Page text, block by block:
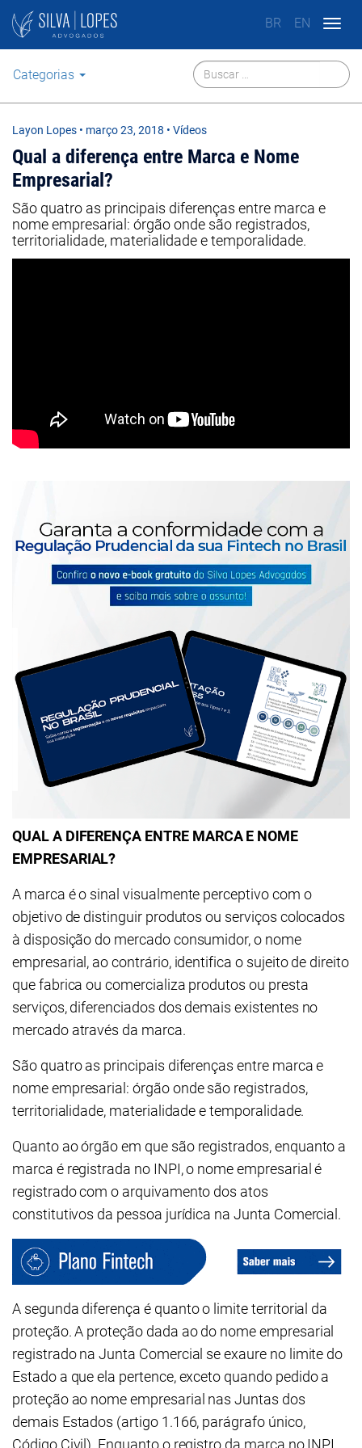
BR EN
Categorias
Layon Lopes • março 23, 2018 • Vídeos
Qual a diferença entre Marca e Nome
Empresarial?
São quatro as principais diferenças entre marca e
nome empresarial: órgão onde são registrados,
territorialidade, materialidade e temporalidade.
QUAL A DIFERENÇA ENTRE MARCA E NOME
EMPRESARIAL?
A marca é o sinal visualmente perceptivo com o
objetivo de distinguir produtos ou serviços colocados
à disposição do mercado consumidor, o nome
empresarial, ao contrário, identifica o sujeito de direito
que fabrica ou comercializa produtos ou presta
serviços, diferenciados dos demais existentes no
mercado através da marca.
São quatro as principais diferenças entre marca e
nome empresarial: órgão onde são registrados,
territorialidade, materialidade e temporalidade.
Quanto ao órgão em que são registrados, enquanto a
marca é registrada no INPI, o nome empresarial é
registrado com o arquivamento dos atos
constitutivos da pessoa jurídica na Junta Comercial.
A segunda diferença é quanto o limite territorial da
proteção. A proteção dada ao do nome empresarial
registrado na Junta Comercial se exaure no limite do
Estado a que ela pertence, exceto quando pedido a
proteção ao nome empresarial nas Juntas dos
demais Estados (artigo 1.166, parágrafo único,
Código Civil). Enquanto o registro da marca no INPI